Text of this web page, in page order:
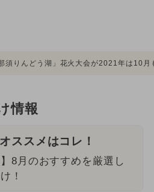
那須りんどう湖」花火大会が2021年は10
情報
ススメはコレ！
】8月のおすすめを厳選し
！